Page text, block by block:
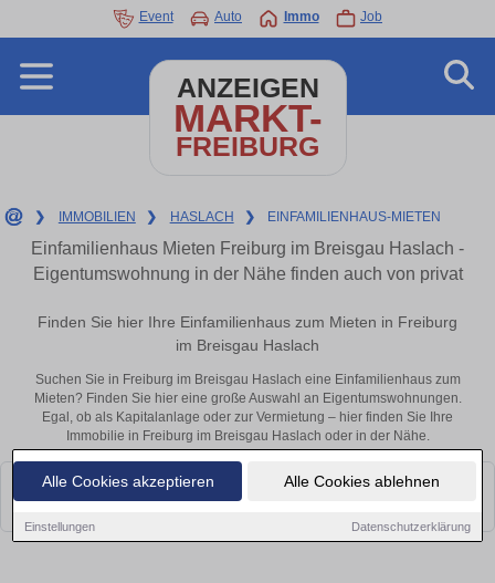
Alle Cookies akzeptieren Alle Cookies ablehnen
Einstellungen Datenschutzerklärung
Event Auto Immo Job
ANZEIGEN
MARKT-
FREIBURG
❯ IMMOBILIEN ❯ HASLACH ❯ EINFAMILIENHAUS-MIETEN
Einfamilienhaus Mieten Freiburg im Breisgau Haslach -
Eigentumswohnung in der Nähe finden auch von privat
Finden Sie hier Ihre Einfamilienhaus zum Mieten in Freiburg
im Breisgau Haslach
Suchen Sie in Freiburg im Breisgau Haslach eine Einfamilienhaus zum
Mieten? Finden Sie hier eine große Auswahl an Eigentumswohnungen.
Egal, ob als Kapitalanlage oder zur Vermietung – hier finden Sie Ihre
Immobilie in Freiburg im Breisgau Haslach oder in der Nähe.
Leider konnten wir derzeit keine passenden Objekte finden. Schauen Sie
bald wieder vorbei!